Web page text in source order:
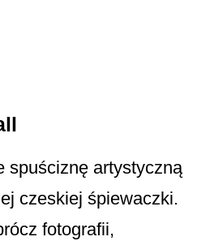
spuściznę artystyczną
czeskiej śpiewaczki.
fotografii,